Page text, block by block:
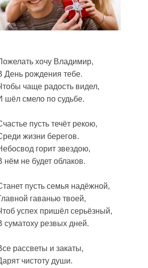
хочу Владимир,
День рождения тебе.
чаще радость видел,
шёл смело по судьбе.
пусть течёт рекою,
жизни берегов.
горит звездою,
нём не будет облаков.
пусть семья надёжной,
гаванью твоей,
успех пришёл серьёзный,
суматоху резвых дней.
рассветы и закаты,
чистоту души.